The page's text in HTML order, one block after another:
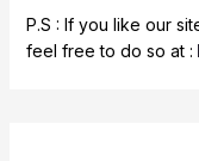
P.S : If you like our
feel free to do so at :